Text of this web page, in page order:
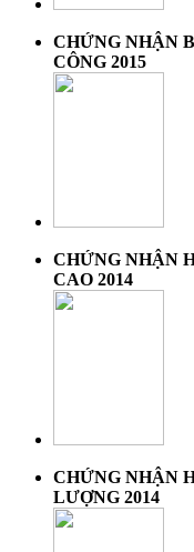
CHỨNG NHẬN
CÔNG 2015
CHỨNG NHẬN
CAO 2014
CHỨNG NHẬN
LƯỢNG 2014